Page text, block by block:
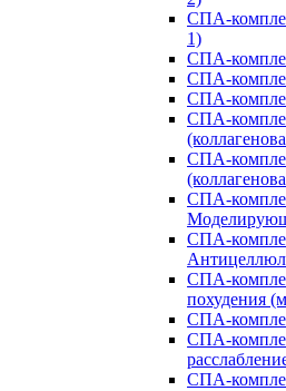
СПА-
1)
СПА-
СПА-
СПА-
СПА-
СПА-
СПА-
СПА-
СПА-
похудения
СПА-
СПА-
СПА-